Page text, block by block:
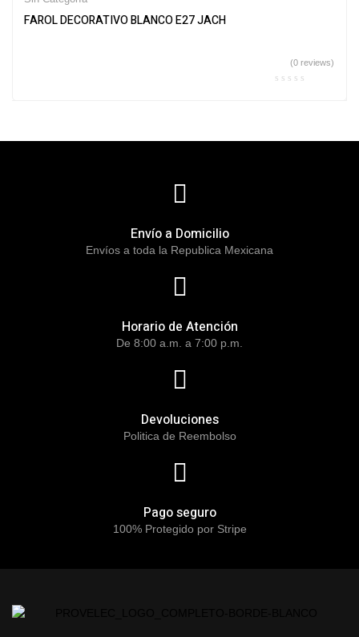
FAROL DECORATIVO BLANCO E27 JACH
(0 reviews)
Envío a Domicilio
Envíos a toda la Republica Mexicana
Horario de Atención
De 8:00 a.m. a 7:00 p.m.
Devoluciones
Politica de Reembolso
Pago seguro
100% Protegido por Stripe